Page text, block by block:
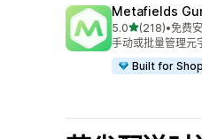
Metafields
5.0星（满分 5 星
(218)
总共 218 条评论
•免费
手动或批量管理元
Built for